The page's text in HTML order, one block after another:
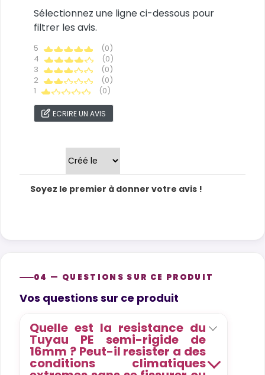
Sélectionnez une ligne ci-dessous pour
filtrer les avis.
5
(0)
4
(0)
3
(0)
2
(0)
1
(0)
ECRIRE UN AVIS
Soyez le premier à donner votre avis !
04 — QUESTIONS SUR CE PRODUIT
Product questions
Vos questions sur ce produit
Quelle est la resistance du
Tuyau PE semi-rigide de
16mm ? Peut-il resister a des
conditions climatiques